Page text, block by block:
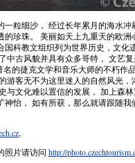
粒细沙， 经过长年累月的海水
珍珠。 美丽如天上九重天的欧
科教文组织列为世界历史，文化
中古风貌并具有众多哥特， 文艺
的捷克文学和音乐大师的不朽作
游客无不为这里迷人的自然风光
与文化难以置信的发展， 加上森
怡， 如有所获，那么就请跟随我
,
照片请访问 http://